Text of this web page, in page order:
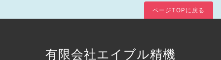
ページTOPに戻る
有限会社エイブル精機